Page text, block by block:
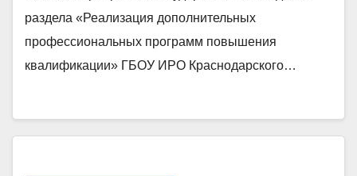
раздела «Реализация дополнительных
профессиональных программ повышения
квалификации» ГБОУ ИРО Краснодарского…